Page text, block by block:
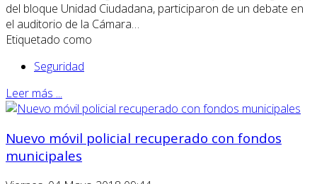
del bloque Unidad Ciudadana, participaron de un debate en
el auditorio de la Cámara…
Etiquetado como
Seguridad
Leer más ...
Nuevo móvil policial recuperado con fondos
municipales